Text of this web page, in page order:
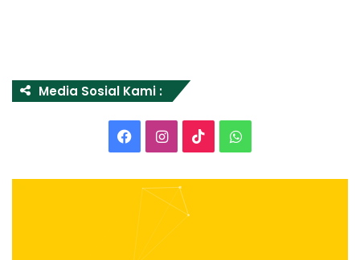
Media Sosial Kami :
FacebookInstagram
TikTokWhatsApp